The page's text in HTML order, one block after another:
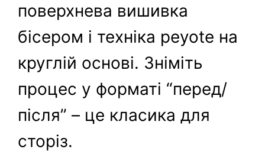
поверхнева вишивка
бісером і техніка peyote на
круглій основі. Зніміть
процес у форматі “перед/
після” – це класика для
сторіз.